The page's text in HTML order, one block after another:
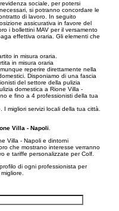
sociale, per potersi
si potranno concordare le
di lavoro. In seguito
assicurativa in favore del
i bollettini MAV per il versamento
effettiva oraria. Gli elementi che
in misura oraria.
in misura oraria
reperire direttamente nella
Disponiamo di una fascia
del settore della pulizia
domestica a Rione Villa -
e fino a 4 professionisti della tua
. I migliori servizi locali della tua città.
Villa - Napoli
Villa - Napoli e dintorni
che mostrano interesse verranno
e tariffe personalizzate per Colf.
di ogni professionista per